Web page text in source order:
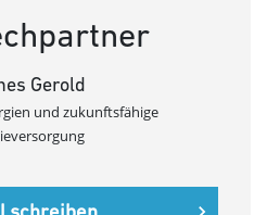
Gerold
und zukunftsfähige